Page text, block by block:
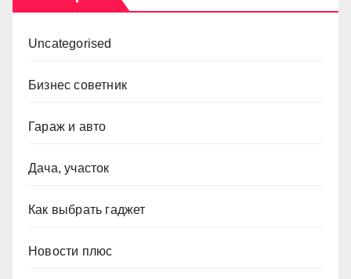
Uncategorised
Бизнес советник
Гараж и авто
Дача, участок
Как выбрать гаджет
Новости плюс